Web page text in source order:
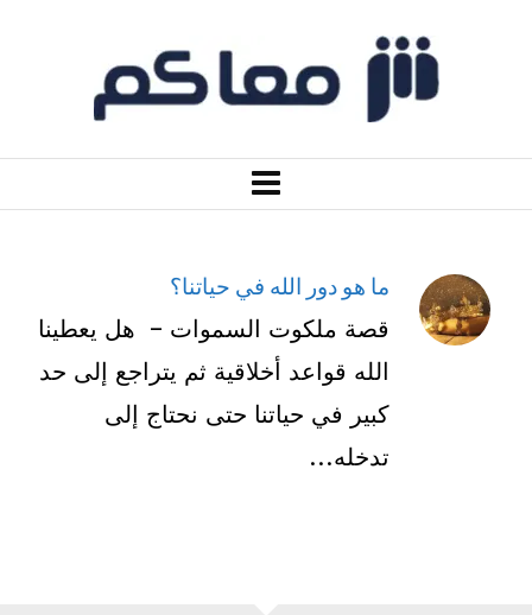
ما هو دور الله في حياتنا؟
قصة ملكوت السموات – هل يعطينا
الله قواعد أخلاقية ثم يتراجع إلى حد
كبير في حياتنا حتى نحتاج إلى
تدخله...